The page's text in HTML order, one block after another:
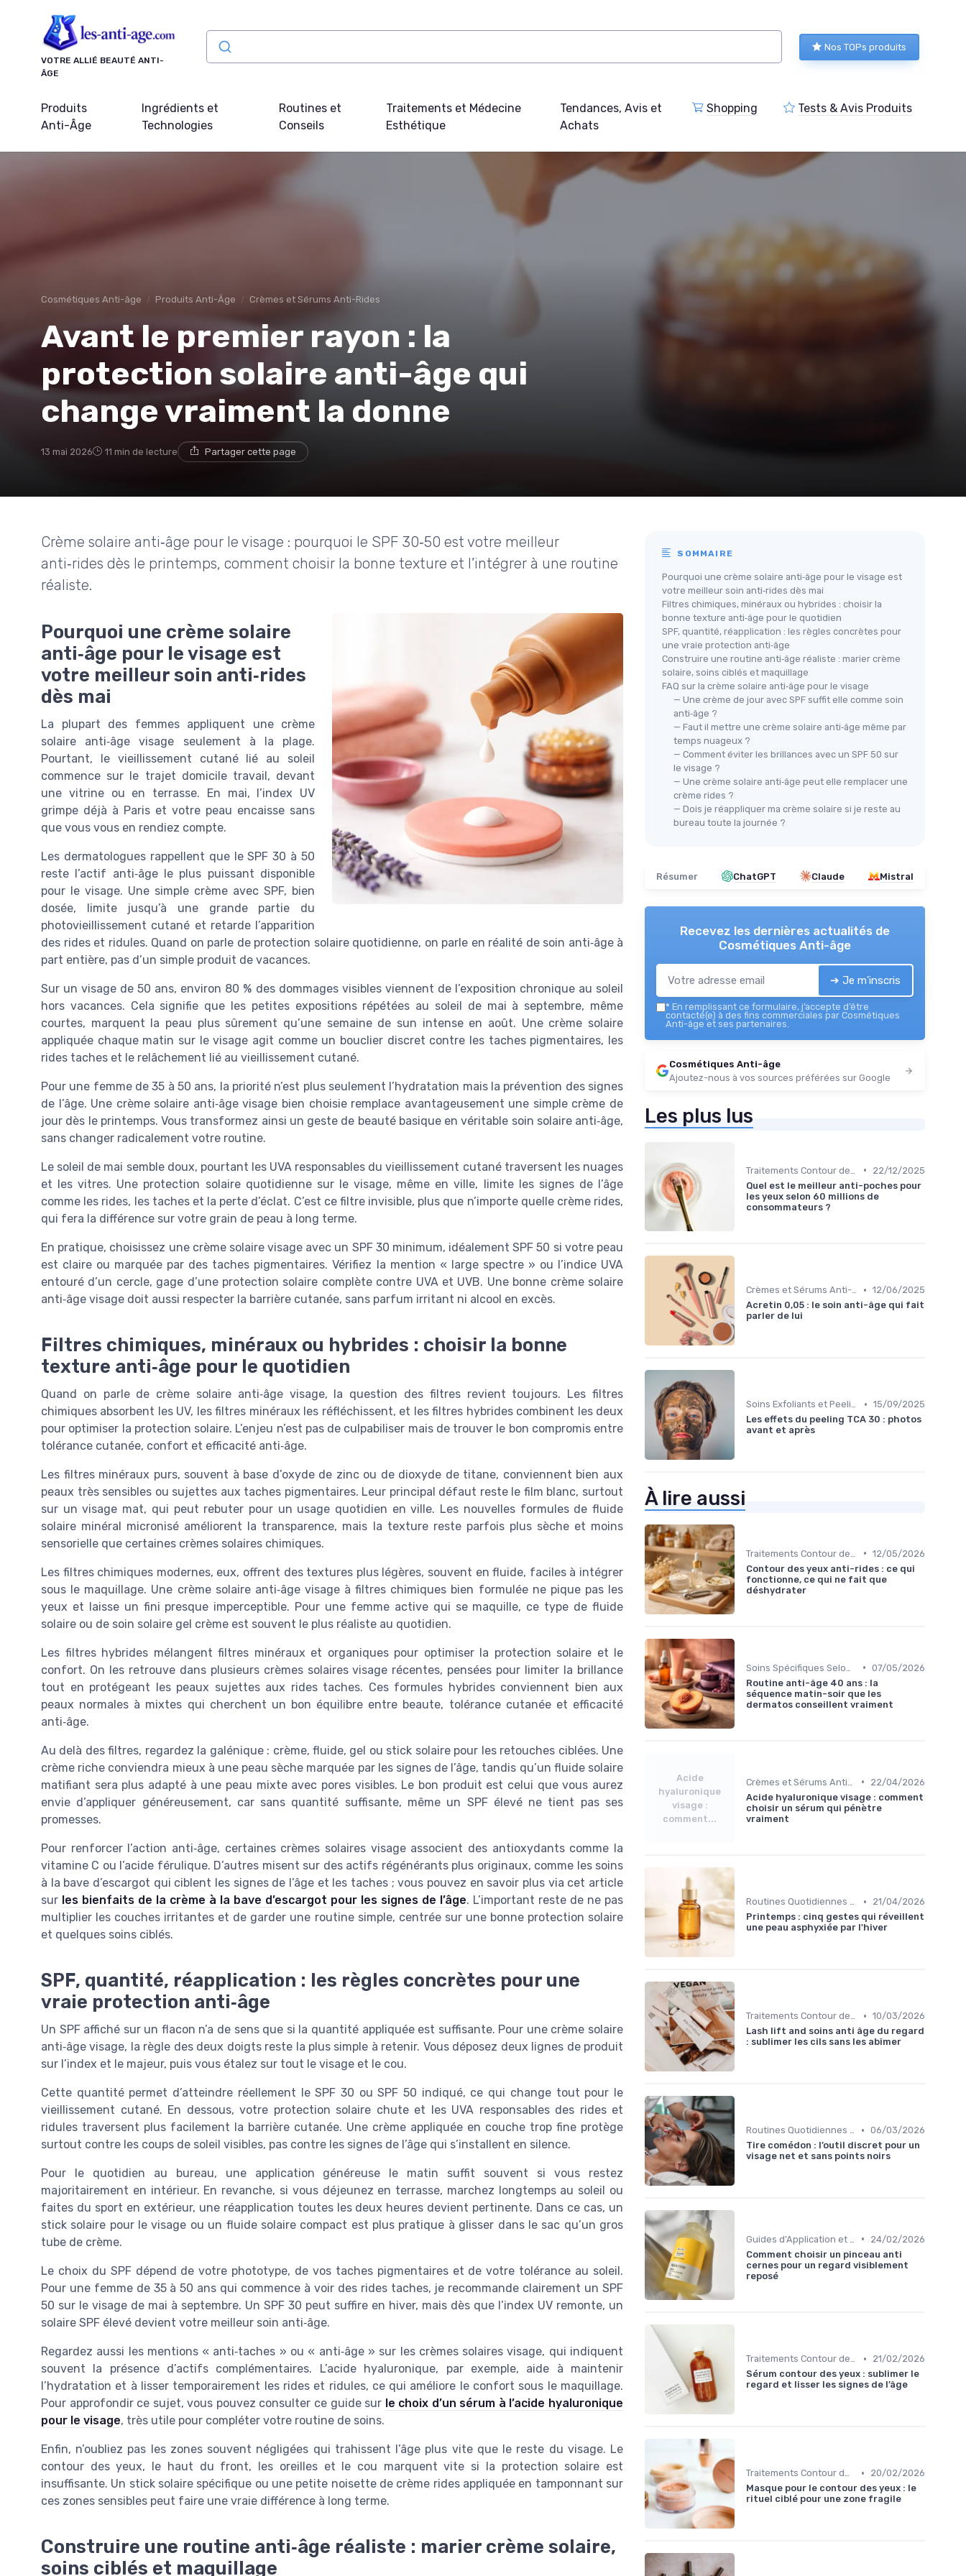
VOTRE ALLIÉ BEAUTÉ ANTI-
ÂGE
Nos TOPs produits
Produits
Anti-Âge
Ingrédients et
Technologies
Routines et
Conseils
Traitements et Médecine
Esthétique
Tendances, Avis et
Achats
Shopping Tests & Avis Produits
Cosmétiques Anti-âge Produits Anti-Âge Crèmes et Sérums Anti-Rides
Avant le premier rayon : la
protection solaire anti-âge qui
change vraiment la donne
13 mai 2026 11 min de lecture Partager cette page
Crème solaire anti‑âge pour le visage : pourquoi le SPF 30‑50 est votre meilleur
anti‑rides dès le printemps, comment choisir la bonne texture et l’intégrer à une routine
réaliste.
Pourquoi une crème solaire
anti‑âge pour le visage est
votre meilleur soin anti‑rides
dès mai
La plupart des femmes appliquent une crème
solaire anti‑âge visage seulement à la plage.
Pourtant, le vieillissement cutané lié au soleil
commence sur le trajet domicile travail, devant
une vitrine ou en terrasse. En mai, l’index UV
grimpe déjà à Paris et votre peau encaisse sans
que vous vous en rendiez compte.
Les dermatologues rappellent que le SPF 30 à 50
reste l’actif anti‑âge le plus puissant disponible
pour le visage. Une simple crème avec SPF, bien
dosée, limite jusqu’à une grande partie du
photovieillissement cutané et retarde l’apparition
des rides et ridules. Quand on parle de protection solaire quotidienne, on parle en réalité de soin anti‑âge à
part entière, pas d’un simple produit de vacances.
Sur un visage de 50 ans, environ 80 % des dommages visibles viennent de l’exposition chronique au soleil
hors vacances. Cela signifie que les petites expositions répétées au soleil de mai à septembre, même
courtes, marquent la peau plus sûrement qu’une semaine de sun intense en août. Une crème solaire
appliquée chaque matin sur le visage agit comme un bouclier discret contre les taches pigmentaires, les
rides taches et le relâchement lié au vieillissement cutané.
Pour une femme de 35 à 50 ans, la priorité n’est plus seulement l’hydratation mais la prévention des signes
de l’âge. Une crème solaire anti‑âge visage bien choisie remplace avantageusement une simple crème de
jour dès le printemps. Vous transformez ainsi un geste de beauté basique en véritable soin solaire anti‑âge,
sans changer radicalement votre routine.
Le soleil de mai semble doux, pourtant les UVA responsables du vieillissement cutané traversent les nuages
et les vitres. Une protection solaire quotidienne sur le visage, même en ville, limite les signes de l’âge
comme les rides, les taches et la perte d’éclat. C’est ce filtre invisible, plus que n’importe quelle crème rides,
qui fera la différence sur votre grain de peau à long terme.
En pratique, choisissez une crème solaire visage avec un SPF 30 minimum, idéalement SPF 50 si votre peau
est claire ou marquée par des taches pigmentaires. Vérifiez la mention « large spectre » ou l’indice UVA
entouré d’un cercle, gage d’une protection solaire complète contre UVA et UVB. Une bonne crème solaire
anti‑âge visage doit aussi respecter la barrière cutanée, sans parfum irritant ni alcool en excès.
Filtres chimiques, minéraux ou hybrides : choisir la bonne
texture anti‑âge pour le quotidien
Quand on parle de crème solaire anti‑âge visage, la question des filtres revient toujours. Les filtres
chimiques absorbent les UV, les filtres minéraux les réfléchissent, et les filtres hybrides combinent les deux
pour optimiser la protection solaire. L’enjeu n’est pas de culpabiliser mais de trouver le bon compromis entre
tolérance cutanée, confort et efficacité anti‑âge.
Les filtres minéraux purs, souvent à base d’oxyde de zinc ou de dioxyde de titane, conviennent bien aux
peaux très sensibles ou sujettes aux taches pigmentaires. Leur principal défaut reste le film blanc, surtout
sur un visage mat, qui peut rebuter pour un usage quotidien en ville. Les nouvelles formules de fluide
solaire minéral micronisé améliorent la transparence, mais la texture reste parfois plus sèche et moins
sensorielle que certaines crèmes solaires chimiques.
Les filtres chimiques modernes, eux, offrent des textures plus légères, souvent en fluide, faciles à intégrer
sous le maquillage. Une crème solaire anti‑âge visage à filtres chimiques bien formulée ne pique pas les
yeux et laisse un fini presque imperceptible. Pour une femme active qui se maquille, ce type de fluide
solaire ou de soin solaire gel crème est souvent le plus réaliste au quotidien.
Les filtres hybrides mélangent filtres minéraux et organiques pour optimiser la protection solaire et le
confort. On les retrouve dans plusieurs crèmes solaires visage récentes, pensées pour limiter la brillance
tout en protégeant les peaux sujettes aux rides taches. Ces formules hybrides conviennent bien aux
peaux normales à mixtes qui cherchent un bon équilibre entre beaute, tolérance cutanée et efficacité
anti‑âge.
Au delà des filtres, regardez la galénique : crème, fluide, gel ou stick solaire pour les retouches ciblées. Une
crème riche conviendra mieux à une peau sèche marquée par les signes de l’âge, tandis qu’un fluide solaire
matifiant sera plus adapté à une peau mixte avec pores visibles. Le bon produit est celui que vous aurez
envie d’appliquer généreusement, car sans quantité suffisante, même un SPF élevé ne tient pas ses
promesses.
Pour renforcer l’action anti‑âge, certaines crèmes solaires visage associent des antioxydants comme la
vitamine C ou l’acide férulique. D’autres misent sur des actifs régénérants plus originaux, comme les soins
à la bave d’escargot qui ciblent les signes de l’âge et les taches ; vous pouvez en savoir plus via cet article
sur les bienfaits de la crème à la bave d’escargot pour les signes de l’âge. L’important reste de ne pas
multiplier les couches irritantes et de garder une routine simple, centrée sur une bonne protection solaire
et quelques soins ciblés.
SPF, quantité, réapplication : les règles concrètes pour une
vraie protection anti‑âge
Un SPF affiché sur un flacon n’a de sens que si la quantité appliquée est suffisante. Pour une crème solaire
anti‑âge visage, la règle des deux doigts reste la plus simple à retenir. Vous déposez deux lignes de produit
sur l’index et le majeur, puis vous étalez sur tout le visage et le cou.
Cette quantité permet d’atteindre réellement le SPF 30 ou SPF 50 indiqué, ce qui change tout pour le
vieillissement cutané. En dessous, votre protection solaire chute et les UVA responsables des rides et
ridules traversent plus facilement la barrière cutanée. Une crème appliquée en couche trop fine protège
surtout contre les coups de soleil visibles, pas contre les signes de l’âge qui s’installent en silence.
Pour le quotidien au bureau, une application généreuse le matin suffit souvent si vous restez
majoritairement en intérieur. En revanche, si vous déjeunez en terrasse, marchez longtemps au soleil ou
faites du sport en extérieur, une réapplication toutes les deux heures devient pertinente. Dans ce cas, un
stick solaire pour le visage ou un fluide solaire compact est plus pratique à glisser dans le sac qu’un gros
tube de crème.
Le choix du SPF dépend de votre phototype, de vos taches pigmentaires et de votre tolérance au soleil.
Pour une femme de 35 à 50 ans qui commence à voir des rides taches, je recommande clairement un SPF
50 sur le visage de mai à septembre. Un SPF 30 peut suffire en hiver, mais dès que l’index UV remonte, un
solaire SPF élevé devient votre meilleur soin anti‑âge.
Regardez aussi les mentions « anti‑taches » ou « anti‑âge » sur les crèmes solaires visage, qui indiquent
souvent la présence d’actifs complémentaires. L’acide hyaluronique, par exemple, aide à maintenir
l’hydratation et à lisser temporairement les rides et ridules, ce qui améliore le confort sous le maquillage.
Pour approfondir ce sujet, vous pouvez consulter ce guide sur le choix d’un sérum à l’acide hyaluronique
pour le visage, très utile pour compléter votre routine de soins.
Enfin, n’oubliez pas les zones souvent négligées qui trahissent l’âge plus vite que le reste du visage. Le
contour des yeux, le haut du front, les oreilles et le cou marquent vite si la protection solaire est
insuffisante. Un stick solaire spécifique ou une petite noisette de crème rides appliquée en tamponnant sur
ces zones sensibles peut faire une vraie différence à long terme.
Construire une routine anti‑âge réaliste : marier crème solaire,
soins ciblés et maquillage
SOMMAIRE
Pourquoi une crème solaire anti‑âge pour le visage est
votre meilleur soin anti‑rides dès mai
Filtres chimiques, minéraux ou hybrides : choisir la
bonne texture anti‑âge pour le quotidien
SPF, quantité, réapplication : les règles concrètes pour
une vraie protection anti‑âge
Construire une routine anti‑âge réaliste : marier crème
solaire, soins ciblés et maquillage
FAQ sur la crème solaire anti‑âge pour le visage
— Une crème de jour avec SPF suffit elle comme soin
anti‑âge ?
— Faut il mettre une crème solaire anti‑âge même par
temps nuageux ?
— Comment éviter les brillances avec un SPF 50 sur
le visage ?
— Une crème solaire anti‑âge peut elle remplacer une
crème rides ?
— Dois je réappliquer ma crème solaire si je reste au
bureau toute la journée ?
Résumer ChatGPT Claude Mistral
Recevez les dernières actualités de
Cosmétiques Anti-âge
➔ Je m'inscris
* En remplissant ce formulaire, j’accepte d’être
contacté(e) à des fins commerciales par Cosmétiques
Anti-âge et ses partenaires.
Cosmétiques Anti-âge
Ajoutez-nous à vos sources préférées sur Google
Les plus lus
•
22/12/2025
Quel est le meilleur anti-poches pour
les yeux selon 60 millions de
consommateurs ?
Crèmes et Sérums Anti-Rides • 12/06/2025
Acretin 0,05 : le soin anti-âge qui fait
parler de lui
Soins Exfoliants et Peeling • 15/09/2025
Les effets du peeling TCA 30 : photos
avant et après
À lire aussi
• 12/05/2026
Contour des yeux anti-rides : ce qui
fonctionne, ce qui ne fait que
déshydrater
• 07/05/2026
Routine anti-âge 40 ans : la
séquence matin-soir que les
dermatos conseillent vraiment
Acide
hyaluronique
visage :
comment...
•
22/04/2026
Acide hyaluronique visage : comment
choisir un sérum qui pénètre
vraiment
Routines Quotidiennes Anti-Âge •
21/04/2026
Printemps : cinq gestes qui réveillent
une peau asphyxiée par l'hiver
Traitements Contour des Yeux • 10/03/2026
Lash lift and soins anti âge du regard
: sublimer les cils sans les abîmer
Routines Quotidiennes Anti-Âge • 06/03/2026
Tire comédon : l’outil discret pour un
visage net et sans points noirs
•
24/02/2026
Comment choisir un pinceau anti
cernes pour un regard visiblement
reposé
Traitements Contour des Yeux •
21/02/2026
Sérum contour des yeux : sublimer le
regard et lisser les signes de l’âge
Traitements Contour des Yeux •
20/02/2026
Masque pour le contour des yeux : le
rituel ciblé pour une zone fragile